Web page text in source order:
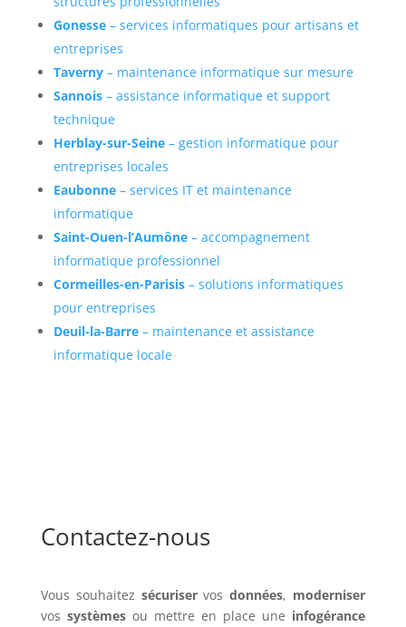
Gonesse– services informatiques pour artisans et
entreprises
Taverny– maintenance informatique sur mesure
Sannois– assistance informatique et support
technique
Herblay-sur-Seine– gestion informatique pour
entreprises locales
Eaubonne– services IT et maintenance
informatique
Saint-Ouen-l’Aumône– accompagnement
informatique professionnel
Cormeilles-en-Parisis– solutions informatiques
pour entreprises
Deuil-la-Barre– maintenance et assistance
informatique locale
Contactez-nous
Vous souhaitez sécuriservosdonnées, moderniser
vos systèmesou mettre en place une infogérance